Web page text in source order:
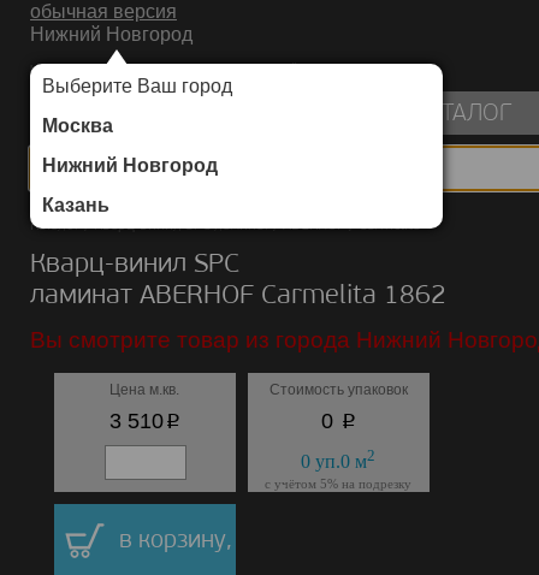
обычная версия
Нижний Новгород
Выберите Ваш город
Москва
Нижний Новгород
Казань
ИНТЕРНЕТ-МАГАЗИН НАПОЛЬНЫХ ПОКРЫТИЙ
КАТАЛОГ
Каталог/Кварц-винил SPC ламинат/ABERHOF/Carmelita
Кварц-винил SPC
ламинат ABERHOF Carmelita 1862
Вы смотрите товар из города Нижний
Цена м.кв.
3 510p
Стоимость упаковок
0 p
0 уп.0 м2
с учётом 5% на подрезку
в корзину,